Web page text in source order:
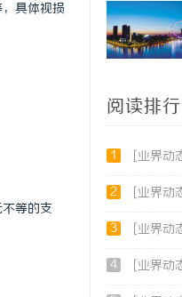
具体视损
等的支
阅读排行
1 [业界动
2 [业界动
3 [业界动
4 [业界动